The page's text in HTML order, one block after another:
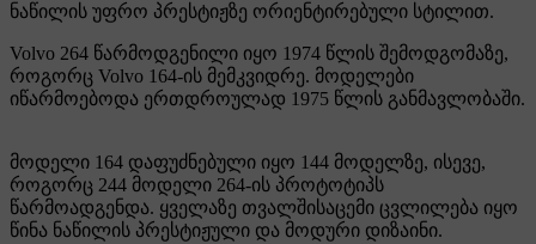
ნაწილის უფრო პრესტიჟზე ორიენტირებული სტილით.
Volvo 264 წარმოდგენილი იყო 1974 წლის შემოდგომაზე,
როგორც Volvo 164-ის მემკვიდრე. მოდელები
იწარმოებოდა ერთდროულად 1975 წლის განმავლობაში.
მოდელი 164 დაფუძნებული იყო 144 მოდელზე, ისევე,
როგორც 244 მოდელი 264-ის პროტოტიპს
წარმოადგენდა. ყველაზე თვალშისაცემი ცვლილება იყო
წინა ნაწილის პრესტიჟული და მოდური დიზაინი.